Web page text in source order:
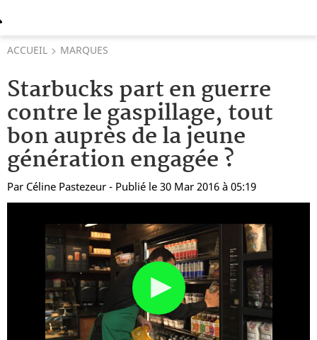
ACCUEIL MARQUES
Starbucks part en guerre
contre le gaspillage, tout
bon auprès de la jeune
génération engagée ?
Par Céline Pastezeur - Publié le 30 Mar 2016 à 05:19